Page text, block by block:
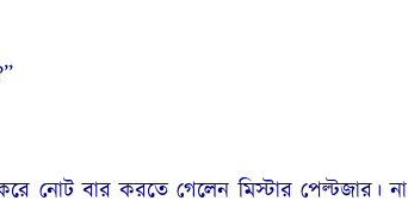
নোট বার করতে গেলেন মিস্টার পেল্টজার। না